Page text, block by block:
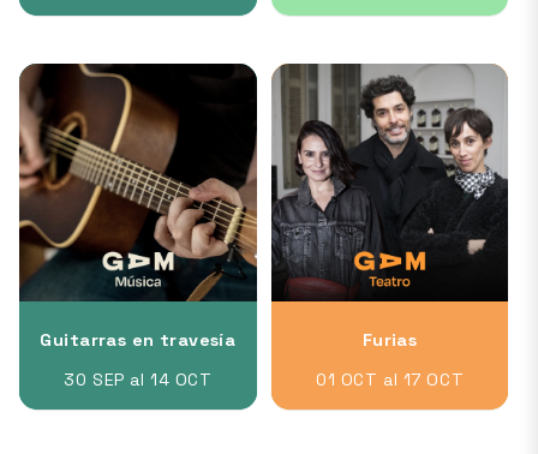
Guitarras en travesía
30 SEP al 14 OCT
Furias
01 OCT al 17 OCT